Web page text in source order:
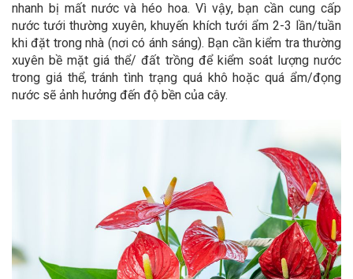
nhanh bị mất nước và héo hoa. Vì vậy, bạn cần cung cấp
nước tưới thường xuyên, khuyến khích tưới ẩm 2-3 lần/tuần
khi đặt trong nhà (nơi có ánh sáng). Bạn cần kiểm tra thường
xuyên bề mặt giá thể/ đất trồng để kiểm soát lượng nước
trong giá thể, tránh tình trạng quá khô hoặc quá ẩm/đọng
nước sẽ ảnh hưởng đến độ bền của cây.